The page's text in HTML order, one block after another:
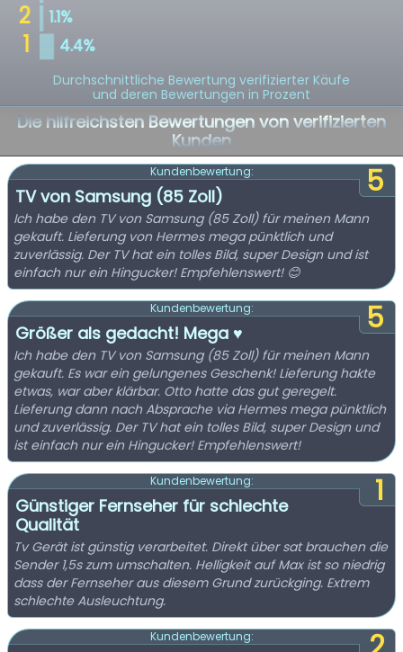
Durchschnittliche Bewertung verifizierter Käufe
und deren Bewertungen in Prozent
Die hilfreichsten Bewertungen von verifizierten
Kunden
5
Kundenbewertung:
TV von Samsung (85 Zoll)
Ich habe den TV von Samsung (85 Zoll) für meinen Mann
gekauft. Lieferung von Hermes mega pünktlich und
zuverlässig. Der TV hat ein tolles Bild, super Design und ist
einfach nur ein Hingucker! Empfehlenswert! 😊
5
Kundenbewertung:
Größer als gedacht! Mega ♥️
Ich habe den TV von Samsung (85 Zoll) für meinen Mann
gekauft. Es war ein gelungenes Geschenk! Lieferung hakte
etwas, war aber klärbar. Otto hatte das gut geregelt.
Lieferung dann nach Absprache via Hermes mega pünktlich
und zuverlässig. Der TV hat ein tolles Bild, super Design und
ist einfach nur ein Hingucker! Empfehlenswert!
1
Kundenbewertung:
Günstiger Fernseher für schlechte
Qualität
Tv Gerät ist günstig verarbeitet. Direkt über sat brauchen die
Sender 1,5s zum umschalten. Helligkeit auf Max ist so niedrig
dass der Fernseher aus diesem Grund zurückging. Extrem
schlechte Ausleuchtung.
Kundenbewertung: